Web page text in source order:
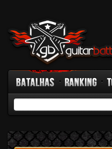
GB TV
Rádio Fórum